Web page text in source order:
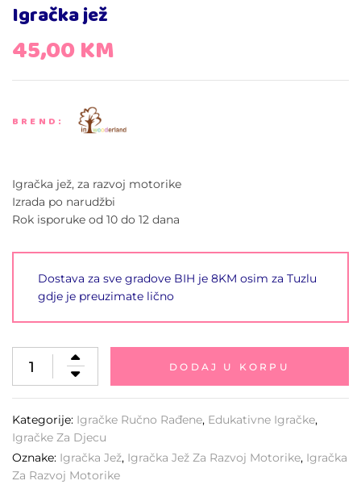
Igračka jež
45,00KM
BREND:
Igračka jež, za razvoj motorike
Izrada po narudžbi
Rok isporuke od 10 do 12 dana
Dostava za sve gradove BIH je 8KM osim za Tuzlu
gdje je preuzimate lično
DODAJ U KORPU
Kategorije: Igračke Ručno Rađene, Edukativne Igračke,
Igračke Za Djecu
Oznake: Igračka Jež, Igračka Jež Za Razvoj Motorike, Igračka
Za Razvoj Motorike